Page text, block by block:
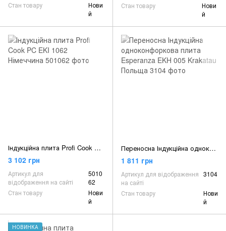
Стан товару
Нови
й
Стан товару
Нови
й
Індукційна плита Profi Cook PC EKI 1062 Німеччина
3 102 грн
Артикул для
відображення на сайті
5010
62
Стан товару
Нови
й
Переносна Індукційна одноконфоркова плита Esperanza EKH 005 Krakatau Польща
1 811 грн
Артикул для відображення
на сайті
3104
Стан товару
Нови
й
НОВИНКА